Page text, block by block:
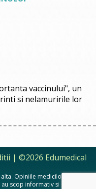
vaccinului", un
si nelamuririle lor
| ©2026 Edumedical
Opiniile medicilor, sfaturile si
scop informativ si educational.